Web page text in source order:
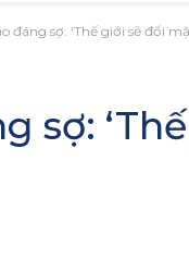
đáng sợ: ‘Thế giới sẽ đối
sợ: